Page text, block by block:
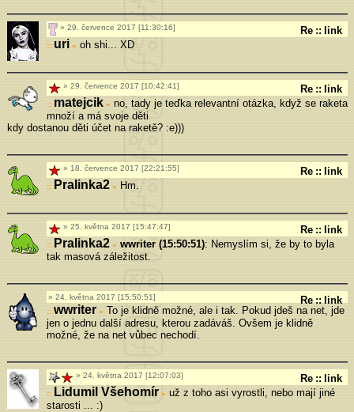
29. července 2017 [11:30:16] Re :: link
uri » oh shi... XD
29. července 2017 [10:42:41] Re :: link
matejcik » no, tady je teďka relevantní otázka, když se raketa
množí a má svoje děti
kdy dostanou děti účet na raketě? :e)))
18. července 2017 [22:21:55] Re :: link
Pralinka2» Hm.
25. května 2017 [15:47:47] Re :: link
Pralinka2» wwriter (15:50:51): Nemyslím si, že by to byla
tak masová záležitost.
24. května 2017 [15:50:51] Re :: link
wwriter» To je klidně možné, ale i tak. Pokud jdeš na net, jde
jen o jednu další adresu, kterou zadáváš. Ovšem je klidně
možné, že na net vůbec nechodí.
24. května 2017 [12:07:03] Re :: link
Lidumil Všehomír» už z toho asi vyrostli, nebo mají jiné
starosti ... :)